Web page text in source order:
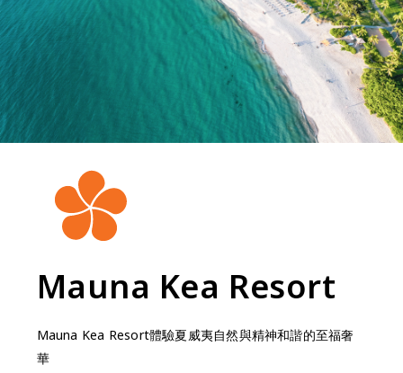
Mauna Kea Resort
Mauna Kea Resort體驗夏威夷自然與精神和諧的至福奢
華